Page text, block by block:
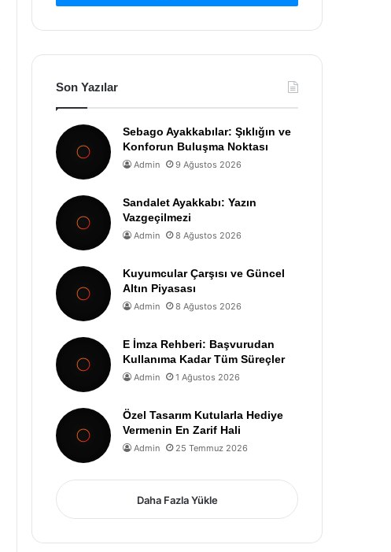
Son Yazılar
Sebago Ayakkabılar: Şıklığın ve
Konforun Buluşma Noktası
Admin 9 Ağustos 2026
Sandalet Ayakkabı: Yazın
Vazgeçilmezi
Admin 8 Ağustos 2026
Kuyumcular Çarşısı ve Güncel
Altın Piyasası
Admin 8 Ağustos 2026
E İmza Rehberi: Başvurudan
Kullanıma Kadar Tüm Süreçler
Admin 1 Ağustos 2026
Özel Tasarım Kutularla Hediye
Vermenin En Zarif Hali
Admin 25 Temmuz 2026
Daha Fazla Yükle